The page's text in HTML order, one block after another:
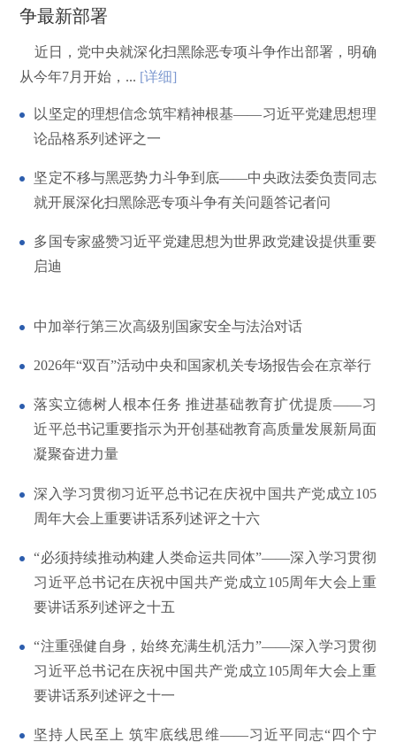
争最新部署
近日，党中央就深化扫黑除恶专项斗争作出部署，明确
从今年7月开始，... [详细]
以坚定的理想信念筑牢精神根基——习近平党建思想理
论品格系列述评之一
坚定不移与黑恶势力斗争到底——中央政法委负责同志
就开展深化扫黑除恶专项斗争有关问题答记者问
多国专家盛赞习近平党建思想为世界政党建设提供重要
启迪
中加举行第三次高级别国家安全与法治对话
2026年“双百”活动中央和国家机关专场报告会在京举行
落实立德树人根本任务 推进基础教育扩优提质——习
近平总书记重要指示为开创基础教育高质量发展新局面
凝聚奋进力量
深入学习贯彻习近平总书记在庆祝中国共产党成立105
周年大会上重要讲话系列述评之十六
“必须持续推动构建人类命运共同体”——深入学习贯彻
习近平总书记在庆祝中国共产党成立105周年大会上重
要讲话系列述评之十五
“注重强健自身，始终充满生机活力”——深入学习贯彻
习近平总书记在庆祝中国共产党成立105周年大会上重
要讲话系列述评之十一
坚持人民至上 筑牢底线思维——习近平同志“四个宁